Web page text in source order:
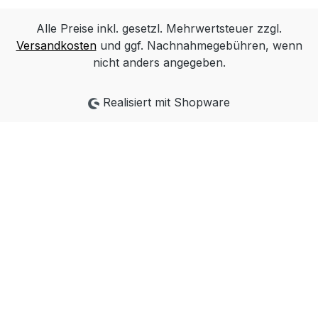
Alle Preise inkl. gesetzl. Mehrwertsteuer zzgl.
Versandkostenund ggf. Nachnahmegebühren, wenn
nicht anders angegeben.
Realisiert mit Shopware